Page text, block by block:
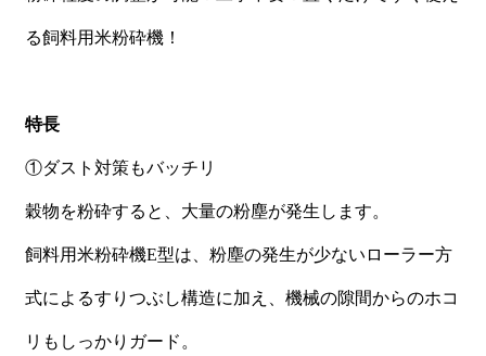
る飼料用米粉砕機！
特長
①ダスト対策もバッチリ
穀物を粉砕すると、大量の粉塵が発生します。
飼料用米粉砕機E型は、粉塵の発生が少ないローラー方
式によるすりつぶし構造に加え、機械の隙間からのホコ
リもしっかりガード。